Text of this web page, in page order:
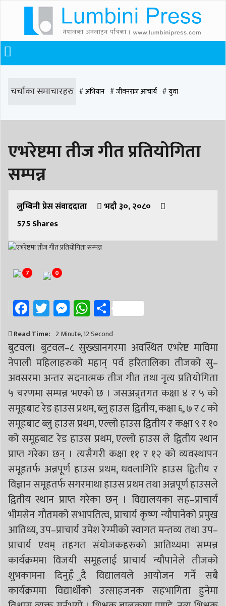
चर्चाका समाचारहरु # अभियान # जीवनराज आचार्य # युवा
# समाज रूपान्तरण # चौराह हस्पिटल # घरजग्गा कारोबार # कपिलवस्तु
# मृत्यु # सडक दुर्घटना # आधुनिक समाज डेन्टल # लुम्बिनी # वर्षा # समृद्धि
# समृद्धि एकेडेमी
# रुपन्देही # रुपन्देही २ # नेकपा # रुपन्देही १ # चुन्न पौडेल
# सिद्धबाबा # बुटवल उपमहानगरपालिका
एभरेष्टमा तीज गीत प्रतियोगिता
सम्पन्न
लुम्बिनी प्रेस संवाददाता
भदौ ३०, २०८०
575Shares
7 0
Facebook
Twitter
Messenger
WhatsApp
Share
Read Time: 2 Minute, 12 Second
बुटवल। बुटवल–८ सुख्खानगरमा अवस्थित एभरेष्ट माविमा
नेपाली महिलाहरुको महान् पर्व हरितालिका तीजको सु–
अवसरमा अन्तर सदनात्मक तीज गीत तथा नृत्य प्रतियोगिता
५ चरणमा सम्पन्न भएको छ । जसअन्र्तगत कक्षा ४ र ५ को
समूहबाट रेड हाउस प्रथम, ब्लु हाउस द्वितीय, कक्षा ६, ७ र ८ को
समूहबाट ब्लु हाउस प्रथम, एल्लो हाउस द्वितीय र कक्षा ९ र १०
को समूहबाट रेड हाउस प्रथम, एल्लो हाउस ले द्वितीय स्थान
प्राप्त गरेका छन् । त्यसैगरी कक्षा ११ र १२ को व्यवस्थापन
समूहतर्फ अन्नपूर्ण हाउस प्रथम, धवलागिरि हाउस द्वितीय र
विज्ञान समूहतर्फ सगरमाथा हाउस प्रथम तथा अन्नपूर्ण हाउसले
द्वितीय स्थान प्राप्त गरेका छन् । विद्यालयका सह–प्राचार्य
भीमसेन गौतमको सभापतित्व, प्राचार्य कृष्ण न्यौपानेको प्रमुख
आतिथ्य, उप–प्राचार्य उमेश रेग्मीको स्वागत मन्तव्य तथा उप–
प्राचार्य एवम् तहगत संयोजकहरुको आतिथ्यमा सम्पन्न
कार्यक्रममा विजयी समूहलाई प्राचार्य न्यौपानेले तीजको
शुभकामना दिनुहँुदै विद्यालयले आयोजन गर्ने सबै
कार्यक्रममा विद्यार्थीको उत्साहजनक सहभागिता हुनेमा